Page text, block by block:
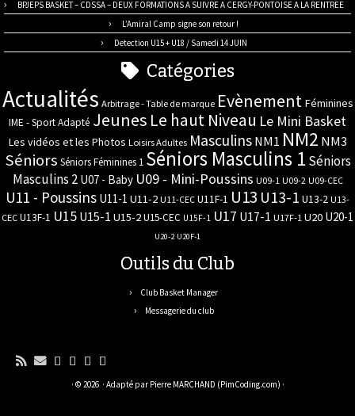
BPJEPS BASKET – CDSSA – DEUX FORMATIONS A SUIVRE A CERGY-PONTOISE A LA RENTREE
L’Amiral Camp signe son retour !
Detection U15 + U18 / Samedi 14 JUIN
Catégories
Actualités Arbitrage - Table de marque Evènement Féminines
IME - Sport Adapté Jeunes Le haut Niveau Le Mini Basket
Les vidéos et les Photos Loisirs Adultes Masculins NM1 NM2 NM3
Séniors Séniors Féminines 1 Séniors Masculins 1 Séniors
Masculins 2 U07 - Baby U09 - Mini-Poussins U09-1 U09-2 U09-CEC
U11 - Poussins U11-1 U11-2 U11-CEC U11F-1 U13 U13-1 U13-2 U13-
CEC U13F-1 U15 U15-1 U15-2U15-CEC U15F-1 U17 U17-1 U17F-1 U20 U20-1
U20-2 U20F-1
Outils du Club
Club Basket Manager
Messagerie du club
· © 2026 · Adapté par Pierre MARCHAND (PimCoding.com) ·